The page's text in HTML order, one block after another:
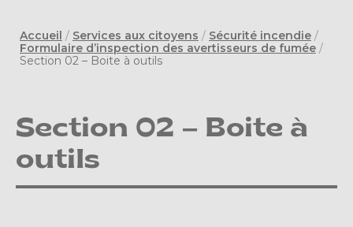
Accueil / Services aux citoyens / Sécurité incendie /
Formulaire d’inspection des avertisseurs de fumée /
Section 02 – Boite à outils
Section 02 – Boite à
outils